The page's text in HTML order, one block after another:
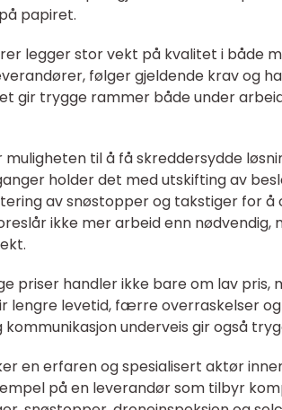
papiret.
legger stor vekt på kvalitet i både
følger gjeldende krav og
gir trygge rammer både under
muligheten til å få skreddersydde
holder det med utskifting av
av snøstopper og takstiger for å
ikke mer arbeid enn
priser handler ikke bare om lav pris,
lengre levetid, færre overraskelser
kommunikasjon underveis gir også
en erfaren og spesialisert aktør
på en leverandør som tilbyr